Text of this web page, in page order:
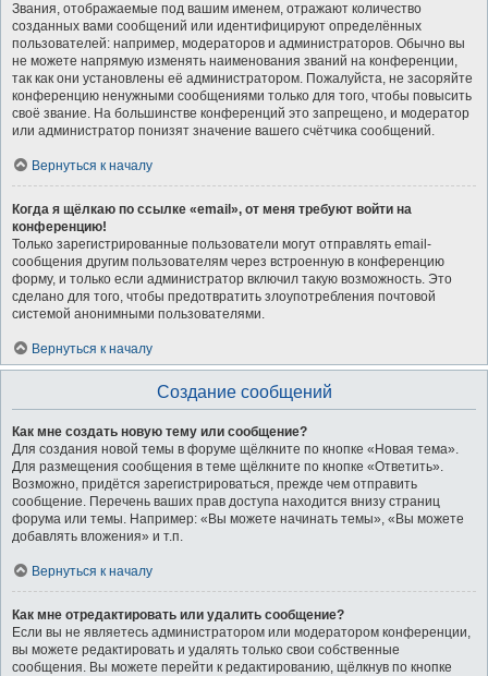
Звания, отображаемые под вашим именем, отражают количество
созданных вами сообщений или идентифицируют определённых
пользователей: например, модераторов и администраторов. Обычно вы
не можете напрямую изменять наименования званий на конференции,
так как они установлены её администратором. Пожалуйста, не засоряйте
конференцию ненужными сообщениями только для того, чтобы повысить
своё звание. На большинстве конференций это запрещено, и модератор
или администратор понизят значение вашего счётчика сообщений.
Вернуться к началу
Когда я щёлкаю по ссылке «email», от меня требуют войти на
конференцию!
Только зарегистрированные пользователи могут отправлять email-
сообщения другим пользователям через встроенную в конференцию
форму, и только если администратор включил такую возможность. Это
сделано для того, чтобы предотвратить злоупотребления почтовой
системой анонимными пользователями.
Вернуться к началу
Создание сообщений
Как мне создать новую тему или сообщение?
Для создания новой темы в форуме щёлкните по кнопке «Новая тема».
Для размещения сообщения в теме щёлкните по кнопке «Ответить».
Возможно, придётся зарегистрироваться, прежде чем отправить
сообщение. Перечень ваших прав доступа находится внизу страниц
форума или темы. Например: «Вы можете начинать темы», «Вы можете
добавлять вложения» и т.п.
Вернуться к началу
Как мне отредактировать или удалить сообщение?
Если вы не являетесь администратором или модератором конференции,
вы можете редактировать и удалять только свои собственные
сообщения. Вы можете перейти к редактированию, щёлкнув по кнопке